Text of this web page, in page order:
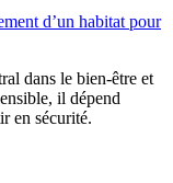
d’un habitat pour
dans le bien-être et
il dépend
en sécurité.